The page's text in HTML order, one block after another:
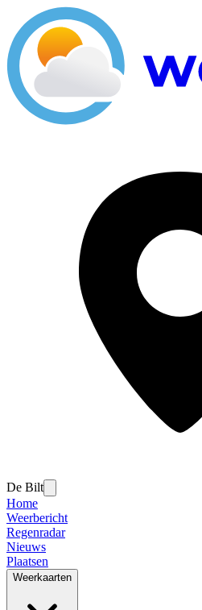
De Bilt
Home
Weerbericht
Regenradar
Nieuws
Plaatsen
Weerkaarten